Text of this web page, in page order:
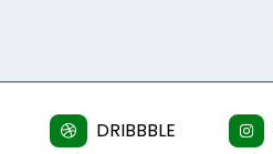
DRIBBBLE